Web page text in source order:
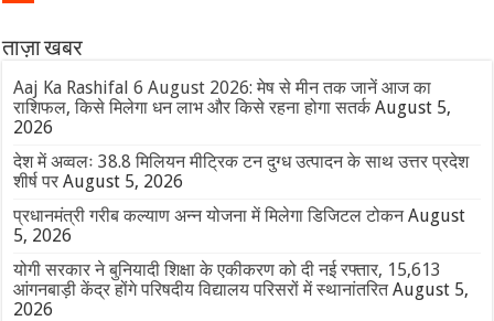
ताज़ा खबर
Aaj Ka Rashifal 6 August 2026: मेष से मीन तक जानें आज का
राशिफल, किसे मिलेगा धन लाभ और किसे रहना होगा सतर्क August 5,
2026
देश में अव्वलः 38.8 मिलियन मीट्रिक टन दुग्ध उत्पादन के साथ उत्तर प्रदेश
शीर्ष पर August 5, 2026
प्रधानमंत्री गरीब कल्याण अन्न योजना में मिलेगा डिजिटल टोकन August
5, 2026
योगी सरकार ने बुनियादी शिक्षा के एकीकरण को दी नई रफ्तार, 15,613
आंगनबाड़ी केंद्र होंगे परिषदीय विद्यालय परिसरों में स्थानांतरित August 5,
2026